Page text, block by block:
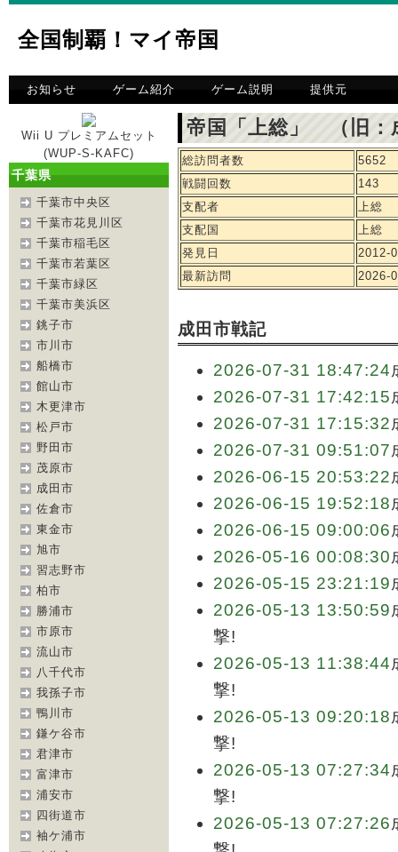
全国制覇！マイ帝国
お知らせ ゲーム紹介 ゲーム説明 提供元
Wii U プレミアムセット
(WUP-S-KAFC)
千葉県
千葉市中央区
千葉市花見川区
千葉市稲毛区
千葉市若葉区
千葉市緑区
千葉市美浜区
銚子市
市川市
船橋市
館山市
木更津市
松戸市
野田市
茂原市
成田市
佐倉市
東金市
旭市
習志野市
柏市
勝浦市
市原市
流山市
八千代市
我孫子市
鴨川市
鎌ケ谷市
君津市
富津市
浦安市
四街道市
袖ケ浦市
帝国「上総」 （旧：
総訪問者数
5652
戦闘回数
143
支配者
上総
支配国
上総
発見日
2012-
最新訪問
2026-
成田市戦記
2026-07-31 18:47:24
2026-07-31 17:42:15
2026-07-31 17:15:32
2026-07-31 09:51:07
2026-06-15 20:53:22
2026-06-15 19:52:18
2026-06-15 09:00:06
2026-05-16 00:08:30
2026-05-15 23:21:19
2026-05-13 13:50:59
撃!
2026-05-13 11:38:44
撃!
2026-05-13 09:20:18
撃!
2026-05-13 07:27:34
撃!
2026-05-13 07:27:26